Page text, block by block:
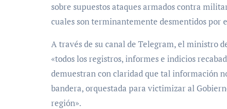
sobre supuestos ataques armados contra
cuales son terminantemente desmentidos por
A través de su canal de Telegram, el ministro
«todos los registros, informes e indicios
demuestran con claridad que tal información
bandera, orquestada para victimizar al
región».